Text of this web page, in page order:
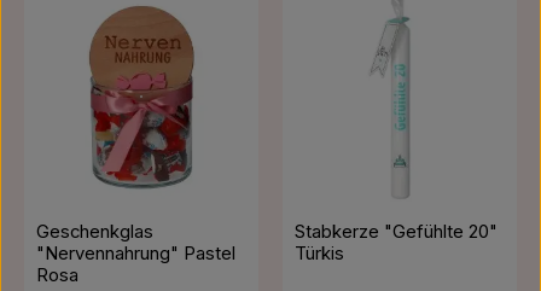
Geschenkglas
"Nervennahrung" Pastel
Rosa
Stabkerze "Gefühlte 20"
Türkis